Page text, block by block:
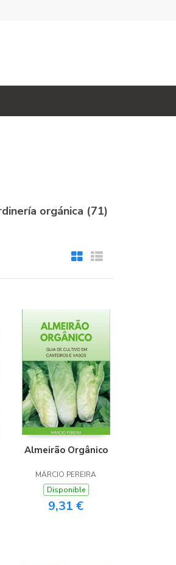
orgánica (71)
Almeirão Orgânico
MÁRCIO PEREIRA
Disponible
9,31 €